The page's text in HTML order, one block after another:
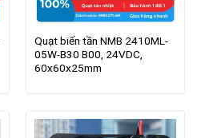
Quạt biến tần NMB 2410ML-
05W-B30 B00, 24VDC,
60x60x25mm